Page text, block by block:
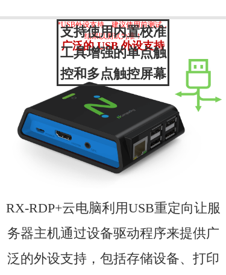
广泛的 USB 外设支持
RX-RDP+云电脑利用USB重定向让服
务器主机通过设备驱动程序来提供广
泛的外设支持，包括存储设备、打印
*USB外设支持，建议使用前测试，
结果以测试为准！
支持使用内置校准
工具增强的单点触
控和多点触控屏幕